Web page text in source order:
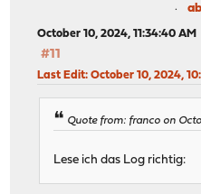
October 10, 2024, 11:34:40 AM
#11
Last Edit: October 10, 2024,
Quote from: franco on
Lese ich das Log richtig: